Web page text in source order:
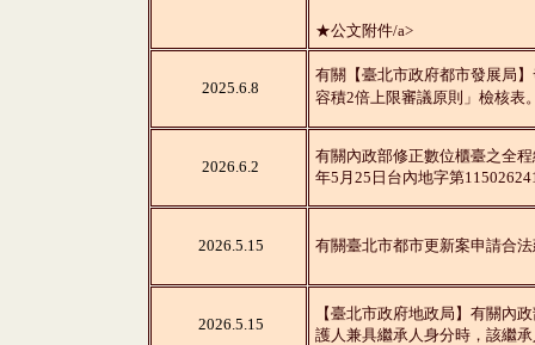
★公文附件/a>
2025.6.8
有關【臺北市政府都市發展局
容積2倍上限審議原則」檢核表
2026.6.2
有關內政部修正數位櫃臺之全
年5月25日台內地字第
2026.5.15 有關臺北市都市更新案申請合
2026.5.15
【臺北市政府地政局】有關內
護人兼具繼承人身分時，該繼